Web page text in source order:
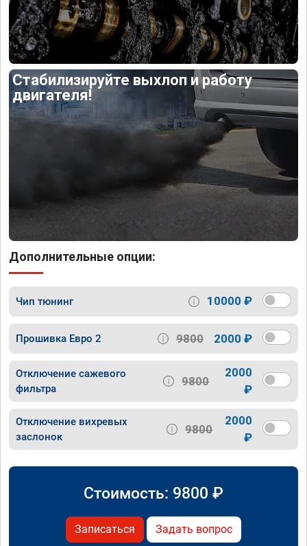
Стабилизируйте выхлоп и работу
двигателя!
Дополнительные опции:
Чип тюнинг 10000 ₽
Прошивка Евро 2 9800 2000 ₽
Отключение сажевого
фильтра
9800
2000
₽
Отключение вихревых
заслонок
9800
2000
₽
Стоимость: 9800 ₽
Записаться Задать вопрос